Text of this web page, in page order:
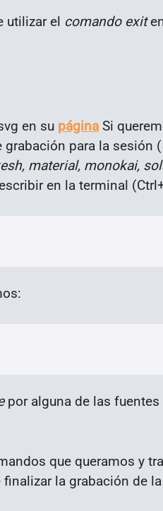
utilizar el comando exit
en su página Si
para la sesión (
material, monokai,
en la terminal
por alguna de las fuentes
que queramos y
la grabación de